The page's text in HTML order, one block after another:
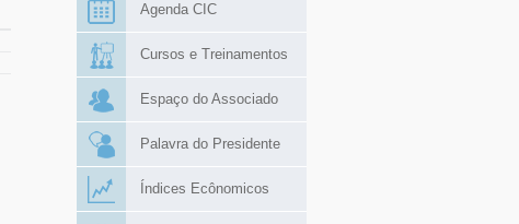
PRESIDENTE DA CIC PARTICIPA DO WORK PJ 2026
Agenda CIC
Cursos e Treinamentos
Espaço do Associado
Palavra do Presidente
Índices Ecônomicos